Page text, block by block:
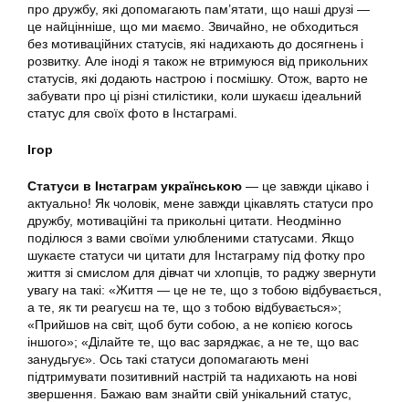
про дружбу, які допомагають пам’ятати, що наші друзі —
це найцінніше, що ми маємо. Звичайно, не обходиться
без мотиваційних статусів, які надихають до досягнень і
розвитку. Але іноді я також не втримуюся від прикольних
статусів, які додають настрою і посмішку. Отож, варто не
забувати про ці різні стилістики, коли шукаєш ідеальний
статус для своїх фото в Інстаграмі.
Ігор
Статуси в Інстаграм українською — це завжди цікаво і
актуально! Як чоловік, мене завжди цікавлять статуси про
дружбу, мотиваційні та прикольні цитати. Неодмінно
поділюся з вами своїми улюбленими статусами. Якщо
шукаєте статуси чи цитати для Інстаграму під фотку про
життя зі смислом для дівчат чи хлопців, то раджу звернути
увагу на такі: «Життя — це не те, що з тобою відбувається,
а те, як ти реагуєш на те, що з тобою відбувається»;
«Прийшов на світ, щоб бути собою, а не копією когось
іншого»; «Ділайте те, що вас заряджає, а не те, що вас
занудьгує». Ось такі статуси допомагають мені
підтримувати позитивний настрій та надихають на нові
звершення. Бажаю вам знайти свій унікальний статус,